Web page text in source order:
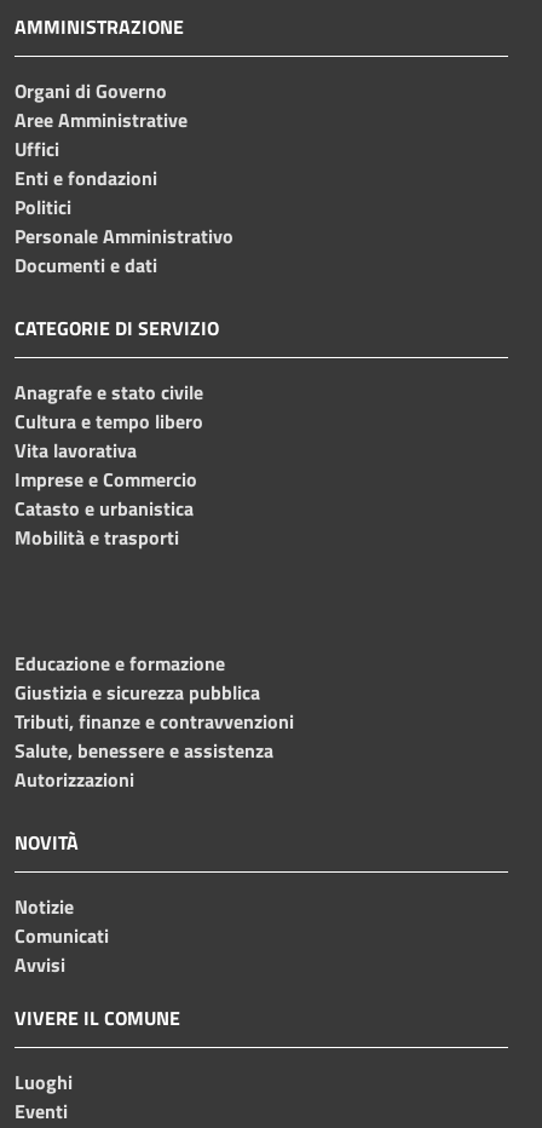
AMMINISTRAZIONE
Organi di Governo
Aree Amministrative
Uffici
Enti e fondazioni
Politici
Personale Amministrativo
Documenti e dati
CATEGORIE DI SERVIZIO
Anagrafe e stato civile
Cultura e tempo libero
Vita lavorativa
Imprese e Commercio
Catasto e urbanistica
Mobilità e trasporti
Educazione e formazione
Giustizia e sicurezza pubblica
Tributi, finanze e contravvenzioni
Salute, benessere e assistenza
Autorizzazioni
NOVITÀ
Notizie
Comunicati
Avvisi
VIVERE IL COMUNE
Luoghi
Eventi